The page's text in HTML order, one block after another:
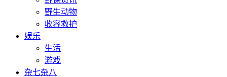
野生动物
收容救护
娱乐
生活
游戏
杂七杂八